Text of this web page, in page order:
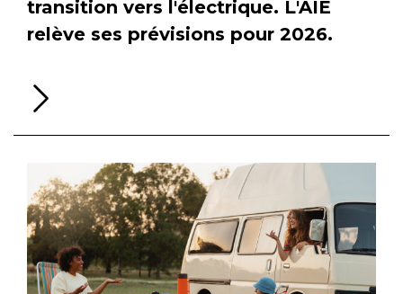
transition vers l'électrique. L'AIE
relève ses prévisions pour 2026.